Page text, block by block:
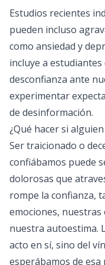
Estudios recientes
pueden incluso
como ansiedad y
incluye a
desconfianza ante
experimentar
de desinformación.
¿Qué hacer si
Ser traicionado o
confiábamos puede
dolorosas que
rompe la confianza,
emociones, nuestras
nuestra autoestima.
acto en sí, sino del
esperábamos de esa